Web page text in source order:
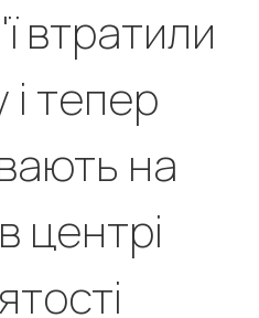
втратили
тепер
на
центрі